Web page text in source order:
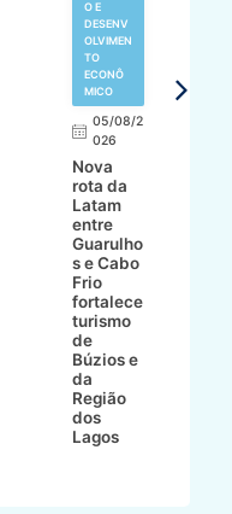
O E
DESENV
OLVIMEN
TO
ECONÔ
MICO
05/08/2
026
Nova
rota da
Latam
entre
Guarulho
s e Cabo
Frio
fortalece
turismo
de
Búzios e
da
Região
dos
Lagos